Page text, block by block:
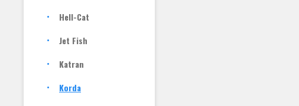
Hell-Cat
Jet Fish
Katran
Korda